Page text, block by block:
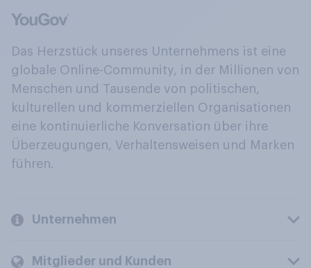
Das Herzstück unseres Unternehmens ist eine
globale Online-Community, in der Millionen von
Menschen und Tausende von politischen,
kulturellen und kommerziellen Organisationen
eine kontinuierliche Konversation über ihre
Überzeugungen, Verhaltensweisen und Marken
führen.
Unternehmen
Mitglieder und Kunden